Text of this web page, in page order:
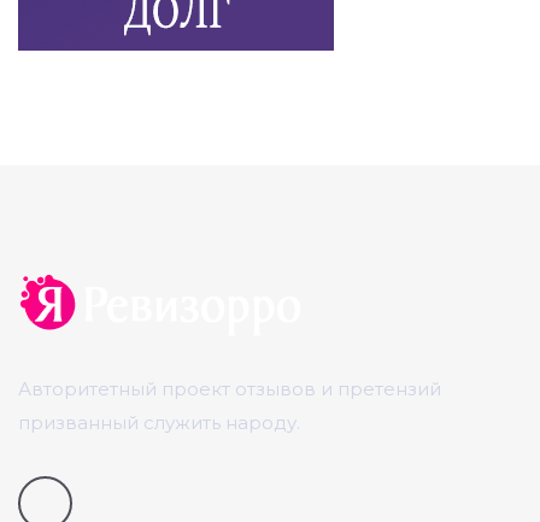
Авторитетный проект отзывов и претензий
призванный служить народу.